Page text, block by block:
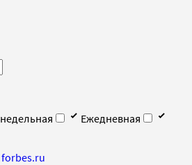
Ежедневная
forbes.ru